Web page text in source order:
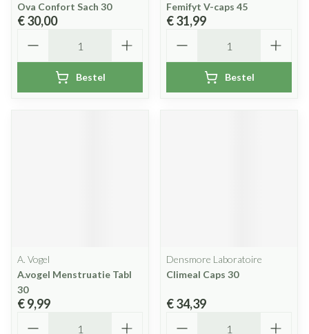
Ova Confort Sach 30
€ 30,00
Bestel
Femifyt V-caps 45
€ 31,99
Bestel
A. Vogel
A.vogel Menstruatie Tabl
30
€ 9,99
Densmore Laboratoire
Climeal Caps 30
€ 34,39